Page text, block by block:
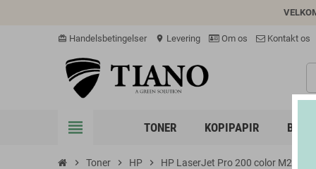
card_giftcard Handelsbetingelser location_on Levering Om os Kontakt os
view_headline TONER KOPIPAPIR
chevron_right Toner chevron_right HP chevron_right HP LaserJet Pro 200 color M276nw